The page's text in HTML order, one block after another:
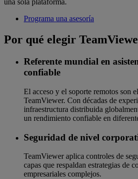
una sola plataforma.
Programa una asesoría
Por qué elegir
Referente mundial en
confiable
El acceso y el soporte remotos son
TeamViewer. Con décadas de
infraestructura distribuida
un rendimiento confiable en
Seguridad de nivel
TeamViewer aplica controles de
capas que respaldan estrategias de
empresariales complejos.